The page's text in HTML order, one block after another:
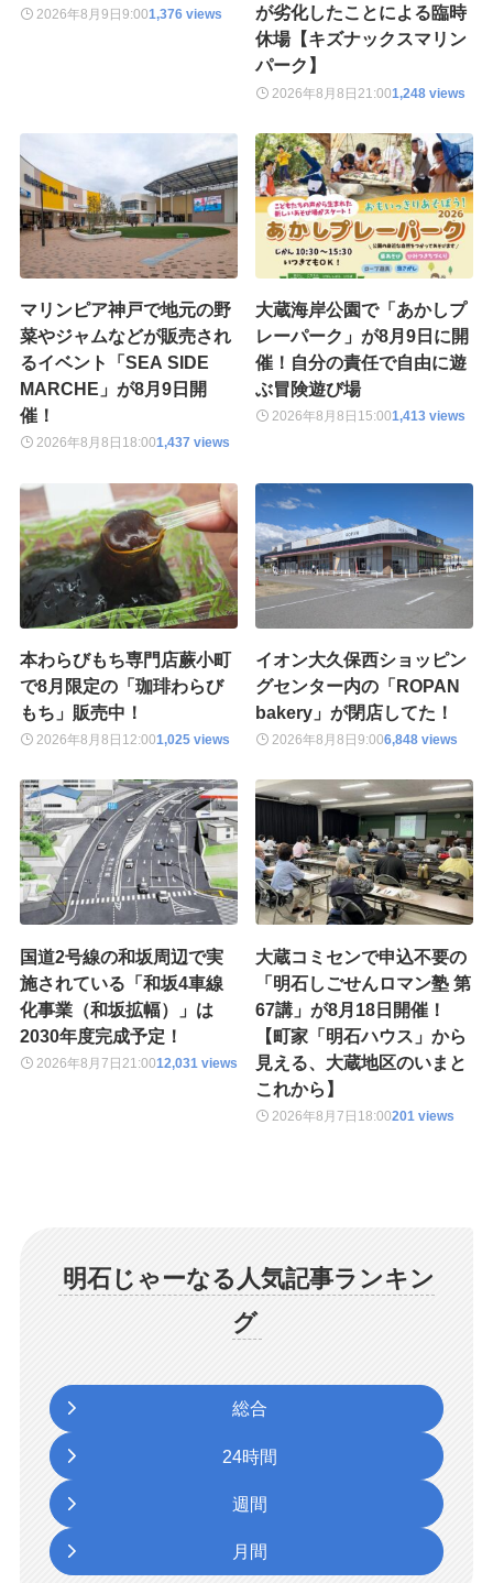
2026年8月9日9:001,376 views
が劣化したことによる臨時
休場【キズナックスマリン
パーク】
2026年8月8日 21:001,248 views
マリンピア神戸で地元の野
菜やジャムなどが販売され
るイベント「SEA SIDE
MARCHE」が8月9日開
催！
2026年8月8日 18:001,437 views
大蔵海岸公園で「あかしプ
レーパーク」が8月9日に開
催！自分の責任で自由に遊
ぶ冒険遊び場
2026年8月8日 15:001,413 views
本わらびもち専門店蕨小町
で8月限定の「珈琲わらび
もち」販売中！
2026年8月8日 12:001,025 views
イオン大久保西ショッピン
グセンター内の「ROPAN
bakery」が閉店してた！
2026年8月8日9:006,848 views
国道2号線の和坂周辺で実
施されている「和坂4車線
化事業（和坂拡幅）」は
2030年度完成予定！
2026年8月7日 21:0012,031 views
大蔵コミセンで申込不要の
「明石しごせんロマン塾 第
67講」が8月18日開催！
【町家「明石ハウス」から
見える、大蔵地区のいまと
これから】
2026年8月7日 18:00201 views
明石じゃーなる人気記事ランキン
グ
総合
24時間
週間
月間